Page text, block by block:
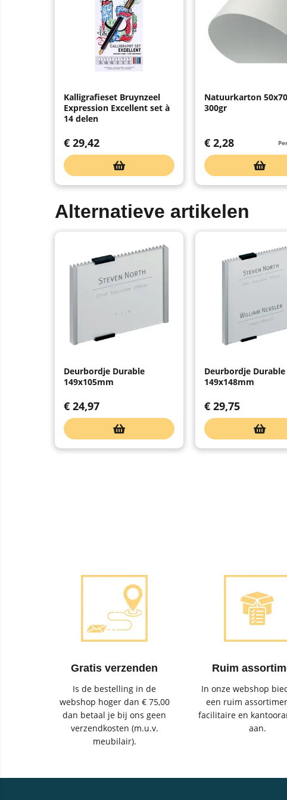
Kalligrafieset Bruynzeel
Expression Excellent set à
14 delen
€ 29,42
Natuurkarton
300gr
€ 2,28
Alternatieve artikelen
Deurbordje Durable
149x105mm
€ 24,97
Deurbordje Durable
149x148mm
€ 29,75
Gratis verzenden
Is de bestelling in de
webshop hoger dan € 75,00
dan betaal je bij ons geen
verzendkosten (m.u.v.
meubilair).
Ruim
In onze webshop
een ruim
facilitaire en
aan.